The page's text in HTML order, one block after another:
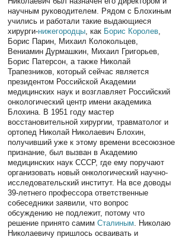
научным руководителем. Рядом с Блохиным
учились и работали такие выдающиеся
хирурги-нижегородцы, как Борис Королев,
Борис Парин, Михаил Колокольцев,
Вениамин Дурмашкин, Михаил Григорьев,
Борис Патерсон, а также Николай
Трапезников, который сейчас является
президентом Российской Академии
медицинских наук и возглавляет Российский
онкологический центр имени академика
Блохина. В 1951 году мастер
восстановительной хирургии, травматолог и
ортопед Николай Николаевич Блохин,
получивший уже к этому времени всесоюзное
признание, был вызван в Академию
медицинских наук СССР, где ему поручают
организовать новый онкологический научно-
исследовательский институт. На все доводы
39-летнего профессора ответственные
собеседники заявили, что вопрос
обсуждению не подлежит, потому что
решение принято самимСталиным. Николаю
Николаевичу пришлось осваивать и